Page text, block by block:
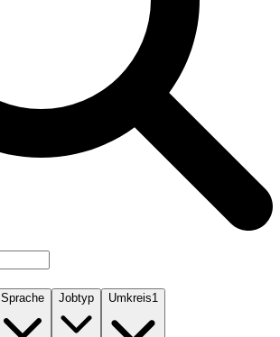
Sprache Jobtyp Umkreis1